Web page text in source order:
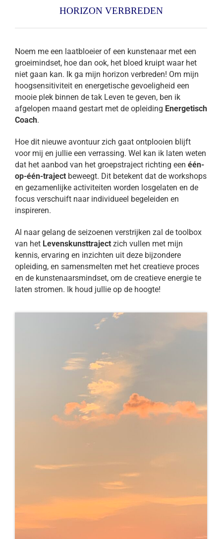
HORIZON VERBREDEN
Noem me een laatbloeier of een kunstenaar met een
groeimindset, hoe dan ook, het bloed kruipt waar het
niet gaan kan. Ik ga mijn horizon verbreden! Om mijn
hoogsensitiviteit en energetische gevoeligheid een
mooie plek binnen de tak Leven te geven, ben ik
afgelopen maand gestart met de opleiding Energetisch
Coach.
Hoe dit nieuwe avontuur zich gaat ontplooien blijft
voor mij en jullie een verrassing. Wel kan ik laten weten
dat het aanbod van het groepstraject richting een één-
op-één-traject beweegt. Dit betekent dat de workshops
en gezamenlijke activiteiten worden losgelaten en de
focus verschuift naar individueel begeleiden en
inspireren.
Al naar gelang de seizoenen verstrijken zal de toolbox
van het Levenskunsttraject zich vullen met mijn
kennis, ervaring en inzichten uit deze bijzondere
opleiding, en samensmelten met het creatieve proces
en de kunstenaarsmindset, om de creatieve energie te
laten stromen. Ik houd jullie op de hoogte!